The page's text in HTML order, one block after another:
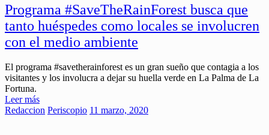
Programa #SaveTheRainForest busca que
tanto huéspedes como locales se involucren
con el medio ambiente
El programa #savetherainforest es un gran sueño que contagia a los
visitantes y los involucra a dejar su huella verde en La Palma de La
Fortuna.
Leer más
Redaccion Periscopio 11 marzo, 2020